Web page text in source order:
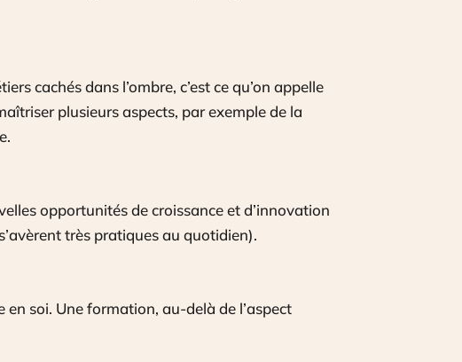
cachés dans l’ombre, c’est ce qu’on appelle
plusieurs aspects, par exemple de la
opportunités de croissance et d’innovation
très pratiques au quotidien).
soi. Une formation, au-delà de l’aspect